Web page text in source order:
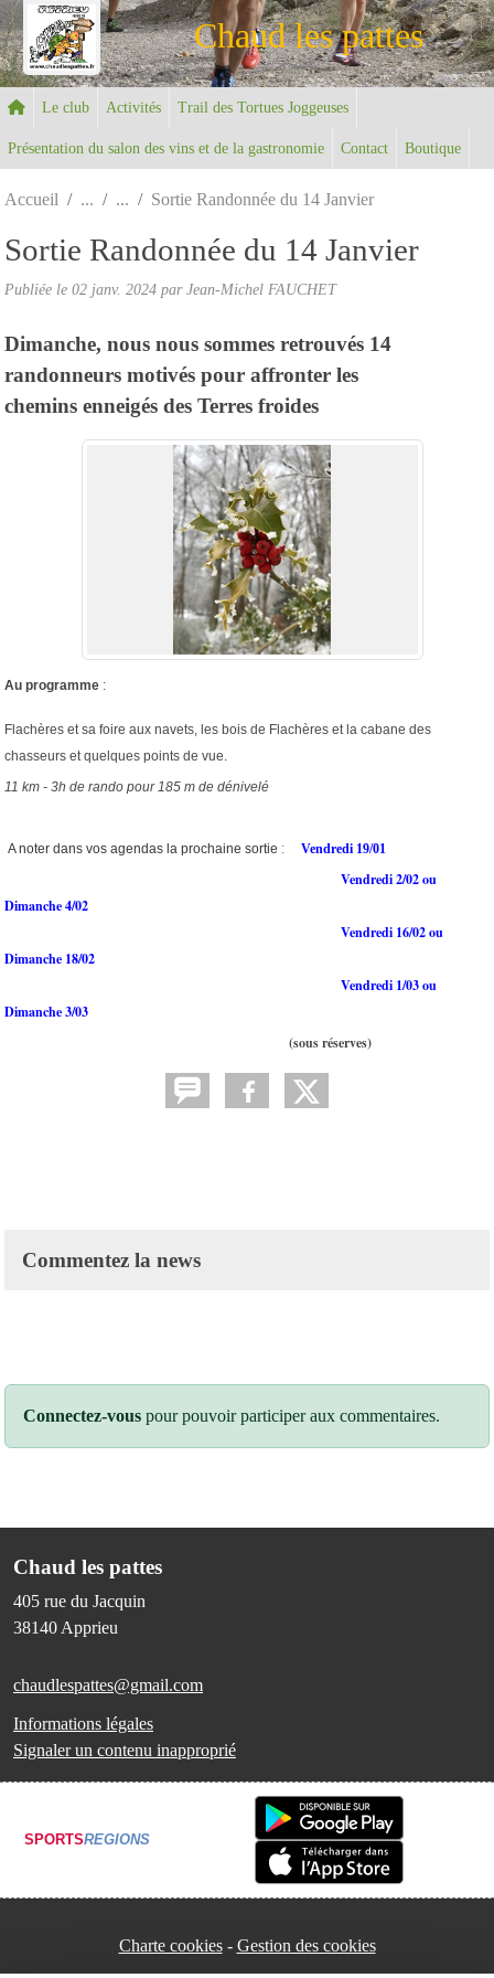
Chaud les pattes
Le club Activités Trail des Tortues Joggeuses
Présentation du salon des vins et de la gastronomie Contact Boutique
Accueil Sortie Randonnée du 14 Janvier
Sortie Randonnée du 14 Janvier
Publiée le 02 janv. 2024 par Jean-Michel FAUCHET
Dimanche, nous nous sommes retrouvés 14
randonneurs motivés pour affronter les
chemins enneigés des Terres froides
Au programme :
Flachères et sa foire aux navets, les bois de Flachères et la cabane des
chasseurs et quelques points de vue.
11 km - 3h de rando pour 185 m de dénivelé
A noter dans vos agendas la prochaine sortie : Vendredi 19/01
Vendredi 2/02 ou
Dimanche 4/02
Vendredi 16/02 ou
Dimanche 18/02
Vendredi 1/03 ou
Dimanche 3/03
(sous réserves)
Commentez la news
Connectez-vous pour pouvoir participer aux commentaires.
Chaud les pattes
405 rue du Jacquin
38140 Apprieu
chaudlespattes@gmail.com
Informations légales
Signaler un contenu inapproprié
SPORTSREGIONS
Charte cookies Gestion des cookies
Panneau de gestion des cookies